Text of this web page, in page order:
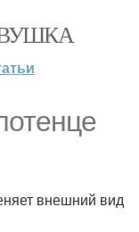
внешний вид